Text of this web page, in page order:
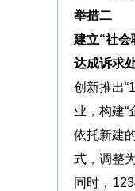
举措二
建立“社会
达成诉求
创新推出
业，构建“
依托新建
式，调整
同时，